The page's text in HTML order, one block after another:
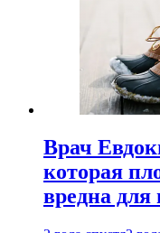
Врач
которая
вредна для